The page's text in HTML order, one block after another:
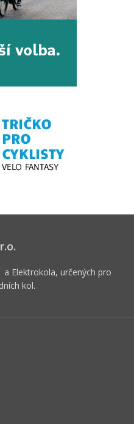
a Elektrokola, určených pro
kol.